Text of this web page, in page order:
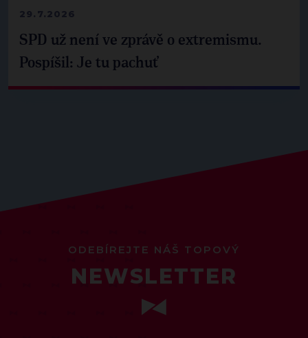
29.7.2026
SPD už není ve zprávě o extremismu.
Pospíšil: Je tu pachuť
ODEBÍREJTE NÁŠ TOPOVÝ
NEWSLETTER